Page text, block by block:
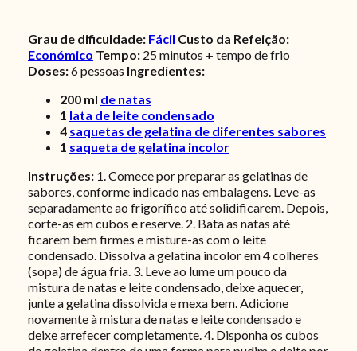
Grau de dificuldade: Fácil Custo da Refeição:
Económico Tempo: 25 minutos + tempo de frio
Doses:6pessoas Ingredientes:
200 ml de natas
1 lata de leite condensado
4 saquetas de gelatina de diferentes sabores
1 saqueta de gelatina incolor
Instruções: 1. Comece por preparar as gelatinas de
sabores, conforme indicado nas embalagens. Leve-as
separadamente ao frigorífico até solidificarem. Depois,
corte-as em cubos e reserve. 2. Bata as natas até
ficarem bem firmes e misture-as com o leite
condensado. Dissolva a gelatina incolor em 4 colheres
(sopa) de água fria. 3. Leve ao lume um pouco da
mistura de natas e leite condensado, deixe aquecer,
junte a gelatina dissolvida e mexa bem. Adicione
novamente à mistura de natas e leite condensado e
deixe arrefecer completamente. 4. Disponha os cubos